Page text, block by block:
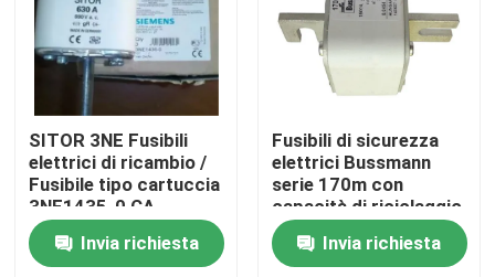
Circa noi
Giro della fabbrica
Controllo di qualità
Contattici
SITOR 3NE Fusibili
elettrici di ricambio /
Fusibile tipo cartuccia
3NE1435-0 CA.
Invia richiesta
Fusibili di sicurezza
elettrici Bussmann
serie 170m con
capacità di riciclaggio
superiore
Invia richiesta